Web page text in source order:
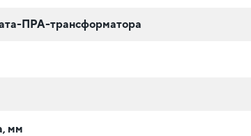
ПРА-трансформатора
мм